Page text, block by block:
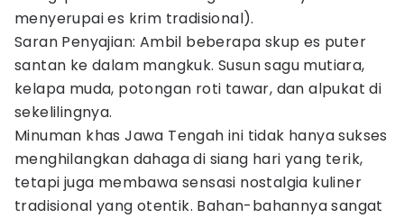
menyerupai es krim tradisional).
Saran Penyajian: Ambil beberapa skup es puter
santan ke dalam mangkuk. Susun sagu mutiara,
kelapa muda, potongan roti tawar, dan alpukat di
sekelilingnya.
Minuman khas Jawa Tengah ini tidak hanya sukses
menghilangkan dahaga di siang hari yang terik,
tetapi juga membawa sensasi nostalgia kuliner
tradisional yang otentik. Bahan-bahannya sangat